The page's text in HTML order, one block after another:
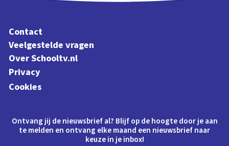
Contact
Veelgestelde vragen
Over Schooltv.nl
Privacy
Cookies
Ontvang jij de nieuwsbrief al? Blijf op de hoogte door je aan
te melden en ontvang elke maand een nieuwsbrief naar
keuze in je inbox!